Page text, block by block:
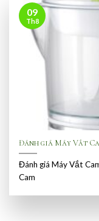
Đánh giá Máy Vắt
Đánh giá Máy Vắt
Cam
09
Th8